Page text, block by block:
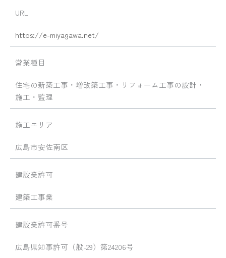
URL
https://e-miyagawa.net/
営業種目
住宅の新築工事・増改築工事・リフォーム工事の設計・
施工・監理
施工エリア
広島市安佐南区
建設業許可
建築工事業
建設業許可番号
広島県知事許可（般-29）第24206号